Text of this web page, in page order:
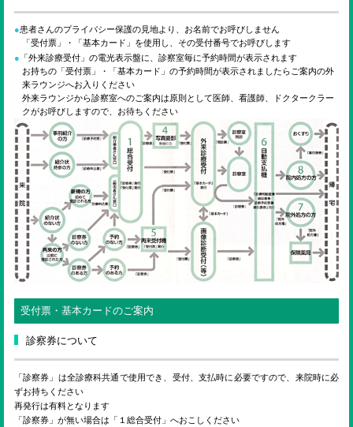
患者さんのプライバシー保護の見地より、お名前でお呼びしません
「受付票」・「基本カード」を使用し、その受付番号でお呼びします
「外来診療受付」の電光表示盤に、診察室毎に予約時間が表示されます
お持ちの「受付票」・「基本カード」の予約時間が表示されましたらご案内の外
来ラウンジへお入りください
外来ラウンジから診察室へのご案内は原則として医師、看護師、ドクタークラー
クがお呼びしますので、お待ちください
受付票・基本カードのご案内
診察券について
「診察券」は全診療科共通で使用でき、受付、支払時に必要ですので、来院時に必
ずお持ちください
再発行は有料となります
「診察券」が無い場合は「１総合受付」へおこしください